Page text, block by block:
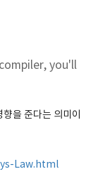
you'll
을 준다는 의미이
Law.html